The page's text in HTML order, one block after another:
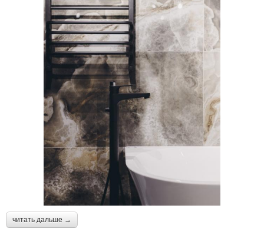
читать дальше →